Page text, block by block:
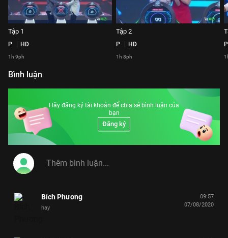
Tập 1
P HD
1h 9ph
Tập 2
P HD
1h 8ph
P
Bình luận
Hãy đăng ký tài khoản để chia sẻ bình luận của
bạn
Đăng ký
Bích Phương
hay
09:57
07/08/2020